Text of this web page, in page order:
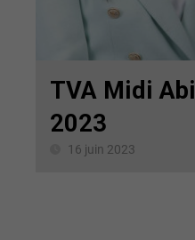
TVA Midi
2023
16 juin 2023